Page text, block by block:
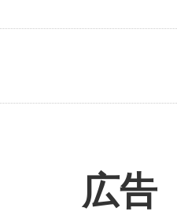
広告